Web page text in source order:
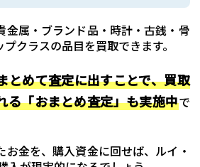
金属・ブランド品・時計・古銭・骨
クラスの品目を買取できます。
とめて査定に出すことで、買取
る「おまとめ査定」も実施中で
お金を、購入資金に回せば、ルイ・